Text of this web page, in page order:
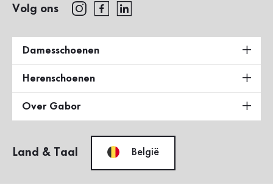
Volg ons
Damesschoenen
Herenschoenen
Over Gabor
Land & Taal België